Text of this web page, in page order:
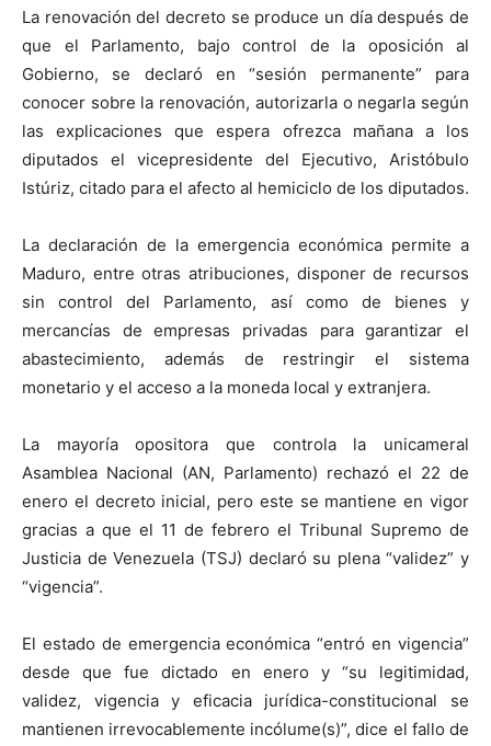
La renovación del decreto se produce un día después de
que el Parlamento, bajo control de la oposición al
Gobierno, se declaró en “sesión permanente” para
conocer sobre la renovación, autorizarla o negarla según
las explicaciones que espera ofrezca mañana a los
diputados el vicepresidente del Ejecutivo, Aristóbulo
Istúriz, citado para el afecto al hemiciclo de los diputados.
La declaración de la emergencia económica permite a
Maduro, entre otras atribuciones, disponer de recursos
sin control del Parlamento, así como de bienes y
mercancías de empresas privadas para garantizar el
abastecimiento, además de restringir el sistema
monetario y el acceso a la moneda local y extranjera.
La mayoría opositora que controla la unicameral
Asamblea Nacional (AN, Parlamento) rechazó el 22 de
enero el decreto inicial, pero este se mantiene en vigor
gracias a que el 11 de febrero el Tribunal Supremo de
Justicia de Venezuela (TSJ) declaró su plena “validez” y
“vigencia”.
El estado de emergencia económica “entró en vigencia”
desde que fue dictado en enero y “su legitimidad,
validez, vigencia y eficacia jurídica-constitucional se
mantienen irrevocablemente incólume(s)”, dice el fallo de